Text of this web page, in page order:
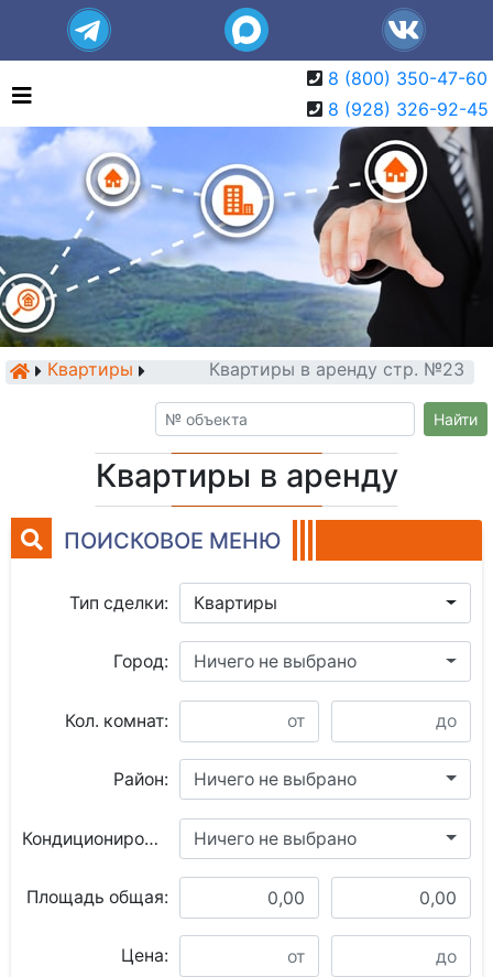
8 (800) 350-47-60
8 (928) 326-92-45
Квартиры Квартиры в аренду стр. №23
Найти
Квартиры в аренду
ПОИСКОВОЕ МЕНЮ
Тип сделки: Квартиры
Город: Ничего не выбрано
Кол. комнат:
Район: Ничего не выбрано
Кондиционирование: Ничего не выбрано
Площадь общая:
Цена: